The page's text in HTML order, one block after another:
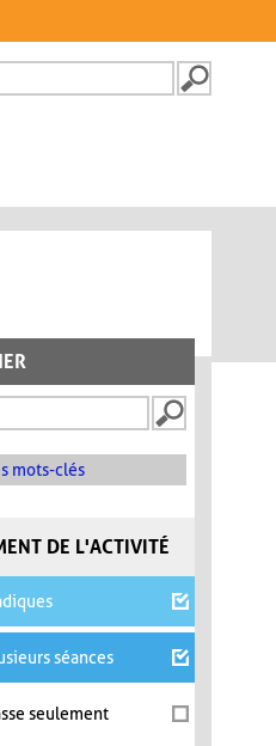
DE
mots-clés
DE L'ACTIVITÉ
séances
seulement